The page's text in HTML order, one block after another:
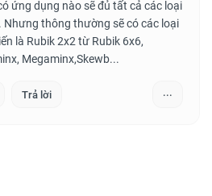
ứng dụng nào sẽ đủ tất cả các loại
Nhưng thông thường sẽ có các loại
là Rubik 2x2 từ Rubik 6x6,
Trả lời ...